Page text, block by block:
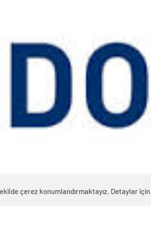
çerez konumlandırmaktayız. Detaylar için